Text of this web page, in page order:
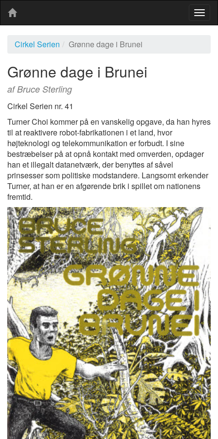
Cirkel Serien
Grønne dage i Brunei
Grønne dage i Brunei
af Bruce Sterling
Cirkel Serien nr. 41
Turner Choi kommer på en vanskelig opgave, da han hyres
til at reaktivere robot-fabrikationen i et land, hvor
højteknologi og telekommunikation er forbudt. I sine
bestræbelser på at opnå kontakt med omverden, opdager
han et illegalt datanetværk, der benyttes af såvel
prinsesser som politiske modstandere. Langsomt erkender
Turner, at han er en afgørende brik i spillet om nationens
fremtid.